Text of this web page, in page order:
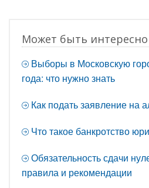
Может быть интересно
Выборы в Московскую
года: что нужно знать
Как подать заявление на
Что такое банкротство
Обязательность сдачи
правила и рекомендации